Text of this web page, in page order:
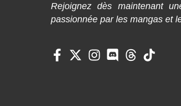
Rejoignez dès maintenant
passionnée par les mangas et